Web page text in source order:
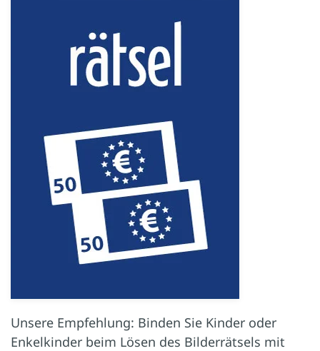
Unsere Empfehlung: Binden Sie Kinder oder
Enkelkinder beim Lösen des Bilderrätsels mit